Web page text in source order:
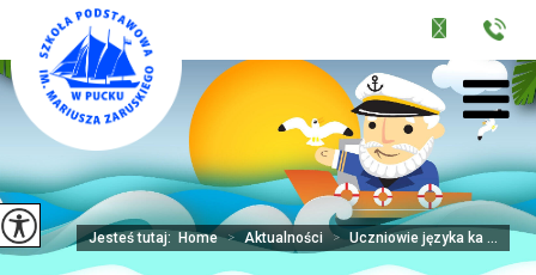
Jesteś tutaj: Home > Aktualności > Uczniowie języka ka ...